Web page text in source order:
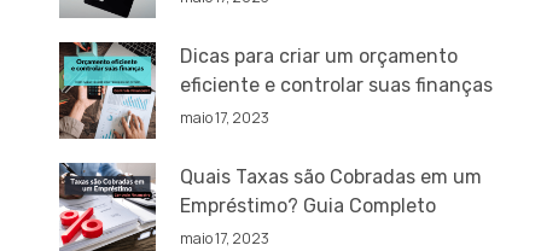
Dicas para criar um orçamento
eficiente e controlar suas finanças
maio 17, 2023
Quais Taxas são Cobradas em um
Empréstimo? Guia Completo
maio 17, 2023